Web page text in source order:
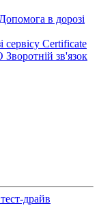
Допомога в дорозі
сервісу Certificate
Зворотній зв'язок
драйв